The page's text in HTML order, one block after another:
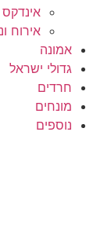
אירוח
אמונה
גדולי ישראל
חרדים
מונחים
נוספים